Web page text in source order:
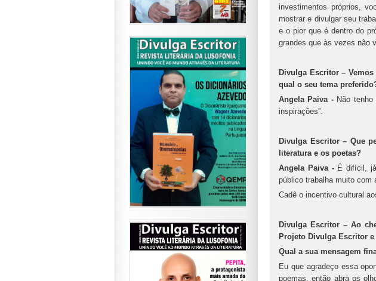
investimentos próprios,
mostrar e divulgar seu
e o pior que é dentro do
grandes que às vezes não
Divulga Escritor –
qual o seu tema
Angela Paiva -Não tenho
inspirações”.
Divulga Escritor – Que
literatura e os poetas?
Angela Paiva -É difícil, já
público trabalha muito com
Cadê o incentivo cultural
Divulga Escritor – Ao
Projeto Divulga Escritor e
Qual a sua mensagem
Eu que agradeço essa
poemas, então abra os